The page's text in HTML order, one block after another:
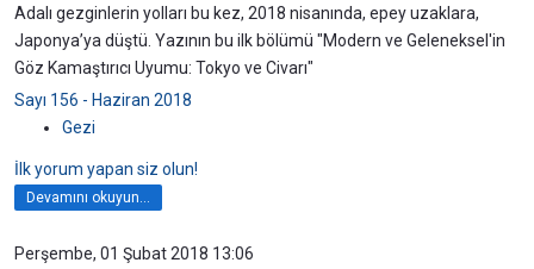
Adalı gezginlerin yolları bu kez, 2018 nisanında, epey uzaklara,
Japonya’ya düştü. Yazının bu ilk bölümü "Modern ve Geleneksel'in
Göz Kamaştırıcı Uyumu: Tokyo ve Civarı"
Sayı 156 - Haziran 2018
Gezi
İlk yorum yapan siz olun!
Devamını okuyun...
Perşembe, 01 Şubat 2018 13:06